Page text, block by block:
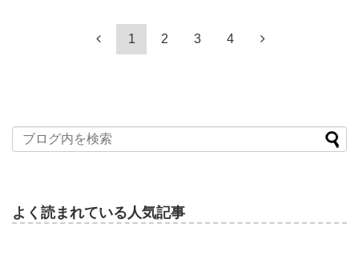
1 2 3 4
よく読まれている人気記事